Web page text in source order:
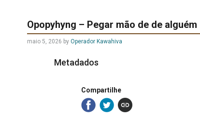
Opopyhyng – Pegar mão de de alguém
maio 5, 2026 by Operador Kawahiva
Metadados
Compartilhe